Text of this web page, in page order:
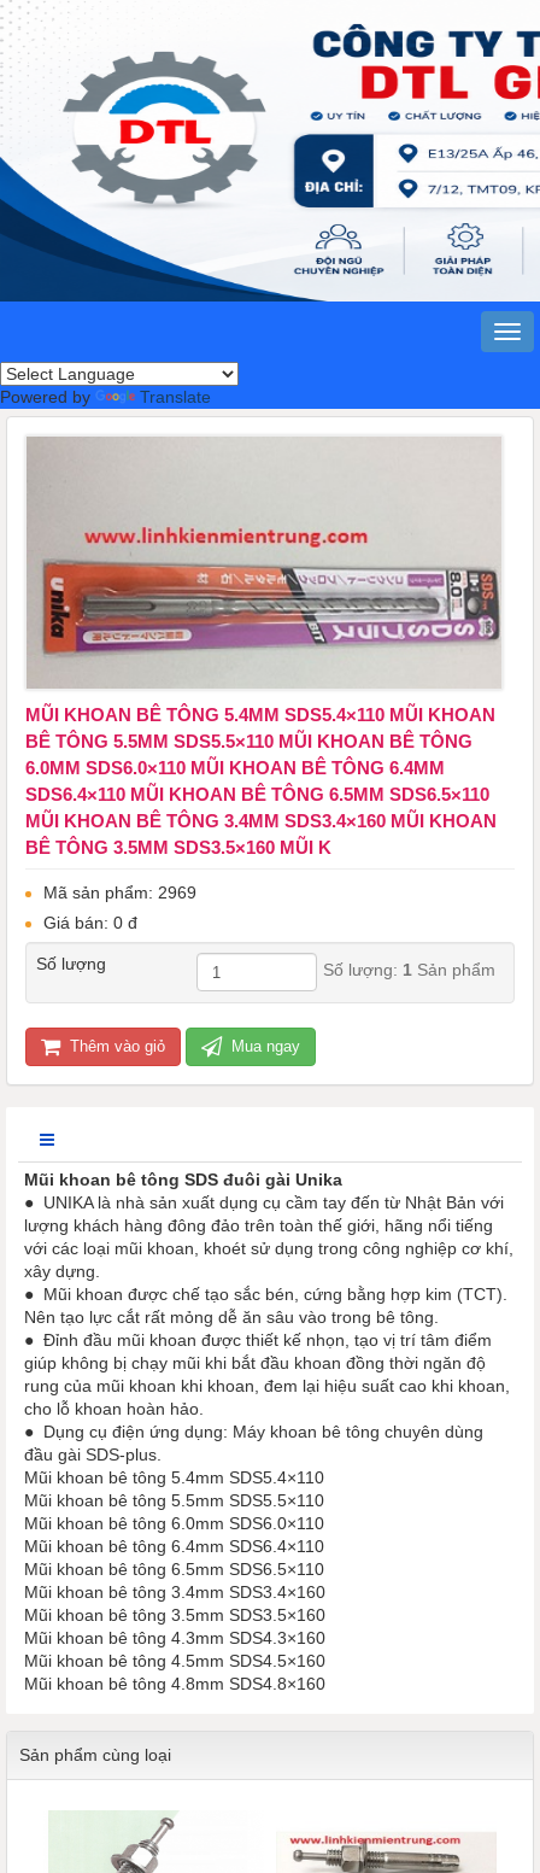
Powered by Translate
MŨI KHOAN BÊ TÔNG 5.4MM SDS5.4×110 MŨI KHOAN
BÊ TÔNG 5.5MM SDS5.5×110 MŨI KHOAN BÊ TÔNG
6.0MM SDS6.0×110 MŨI KHOAN BÊ TÔNG 6.4MM
SDS6.4×110 MŨI KHOAN BÊ TÔNG 6.5MM SDS6.5×110
MŨI KHOAN BÊ TÔNG 3.4MM SDS3.4×160 MŨI KHOAN
BÊ TÔNG 3.5MM SDS3.5×160 MŨI K
Mã sản phẩm: 2969
Giá bán: 0 đ
Số lượng Số lượng: 1Sản phẩm
Thêm vào giỏ Mua ngay
Mũi khoan bê tông SDS đuôi gài Unika
● UNIKA là nhà sản xuất dụng cụ cầm tay đến từ Nhật Bản với
lượng khách hàng đông đảo trên toàn thế giới, hãng nổi tiếng
với các loại mũi khoan, khoét sử dụng trong công nghiệp cơ khí,
xây dựng.
● Mũi khoan được chế tạo sắc bén, cứng bằng hợp kim (TCT).
Nên tạo lực cắt rất mỏng dễ ăn sâu vào trong bê tông.
● Đỉnh đầu mũi khoan được thiết kế nhọn, tạo vị trí tâm điểm
giúp không bị chạy mũi khi bắt đầu khoan đồng thời ngăn độ
rung của mũi khoan khi khoan, đem lại hiệu suất cao khi khoan,
cho lỗ khoan hoàn hảo.
● Dụng cụ điện ứng dụng: Máy khoan bê tông chuyên dùng
đầu gài SDS-plus.
Mũi khoan bê tông 5.4mm SDS5.4×110
Mũi khoan bê tông 5.5mm SDS5.5×110
Mũi khoan bê tông 6.0mm SDS6.0×110
Mũi khoan bê tông 6.4mm SDS6.4×110
Mũi khoan bê tông 6.5mm SDS6.5×110
Mũi khoan bê tông 3.4mm SDS3.4×160
Mũi khoan bê tông 3.5mm SDS3.5×160
Mũi khoan bê tông 4.3mm SDS4.3×160
Mũi khoan bê tông 4.5mm SDS4.5×160
Mũi khoan bê tông 4.8mm SDS4.8×160
Sản phẩm cùng loại